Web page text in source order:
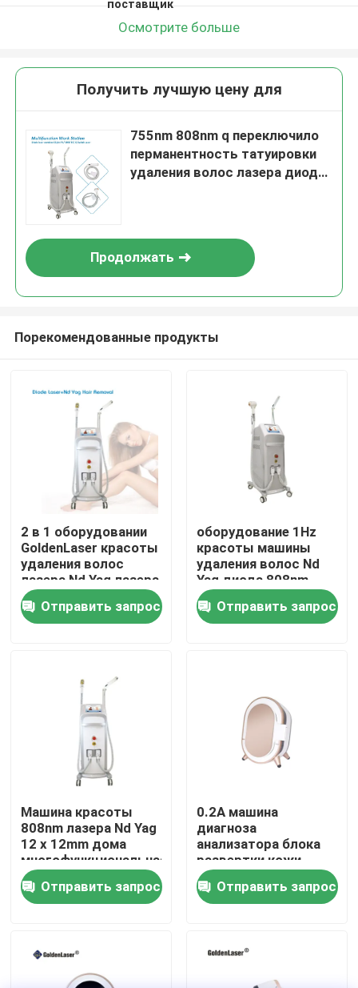
Дом
Продукты
Ролики
VR - шоу
Путешествие фабрики
Проверка качества
Свяжитесь мы
Спросите цитату
поставщик
Осмотрите больше
Получить лучшую цену для
755nm 808nm q переключило
перманентность татуировки
удаления волос лазера диода
Продолжать
Порекомендованные продукты
2 в 1 оборудовании
GoldenLaser красоты
удаления волос
лазера Nd Yag лазера
диода 808nm
многофункциональном
Отправить запрос
оборудование 1Hz
красоты машины
удаления волос Nd
Yag диода 808nm
многофункциональное
Отправить запрос
Машина красоты
808nm лазера Nd Yag
12 x 12mm дома
многофункциональная
Отправить запрос
0.2A машина
диагноза
анализатора блока
развертки кожи
волшебного зеркала
стороны 3d лицевая
Отправить запрос